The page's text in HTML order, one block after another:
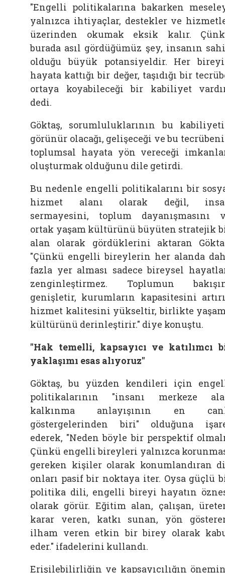
"Engelli politikalarına bakarken
yalnızca ihtiyaçlar, destekler ve
üzerinden okumak eksik kalır.
burada asıl gördüğümüz şey, insanın
olduğu büyük potansiyeldir. Her
hayata kattığı bir değer, taşıdığı bir
ortaya koyabileceği bir kabiliyet
dedi.
Göktaş, sorumluluklarının bu
görünür olacağı, gelişeceği ve bu
toplumsal hayata yön vereceği
oluşturmak olduğunu dile getirdi.
Bu nedenle engelli politikalarını bir
hizmet alanı olarak değil,
sermayesini, toplum dayanışmasını
ortak yaşam kültürünü büyüten stratejik
alan olarak gördüklerini aktaran
"Çünkü engelli bireylerin her alanda
fazla yer alması sadece bireysel
zenginleştirmez. Toplumun
genişletir, kurumların kapasitesini
hizmet kalitesini yükseltir, birlikte
kültürünü derinleştirir." diye konuştu.
"Hak temelli, kapsayıcı ve katılımcı
yaklaşımı esas alıyoruz"
Göktaş, bu yüzden kendileri için
politikalarının "insanı merkeze
kalkınma anlayışının en
göstergelerinden biri" olduğuna
ederek, "Neden böyle bir perspektif
Çünkü engelli bireyleri yalnızca
gereken kişiler olarak konumlandıran
onları pasif bir noktaya iter. Oysa güçlü
politika dili, engelli bireyi hayatın
olarak görür. Eğitim alan, çalışan,
karar veren, katkı sunan, yön
ilham veren etkin bir birey olarak
eder." ifadelerini kullandı.
Erişilebilirliğin ve kapsayıcılığın